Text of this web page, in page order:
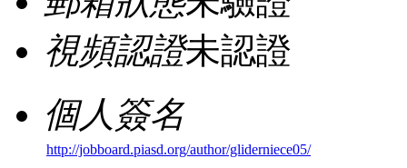
視頻認證未認證
個人簽名
http://jobboard.piasd.org/author/gliderniece05/